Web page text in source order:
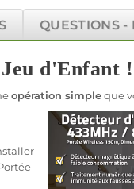
QUESTIONS -
d'Enfant !
opération simpleque